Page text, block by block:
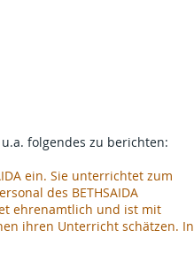
folgendes zu berichten:
ein. Sie unterrichtet zum
des BETHSAIDA
ehrenamtlich und ist mit
ihren Unterricht schätzen. In